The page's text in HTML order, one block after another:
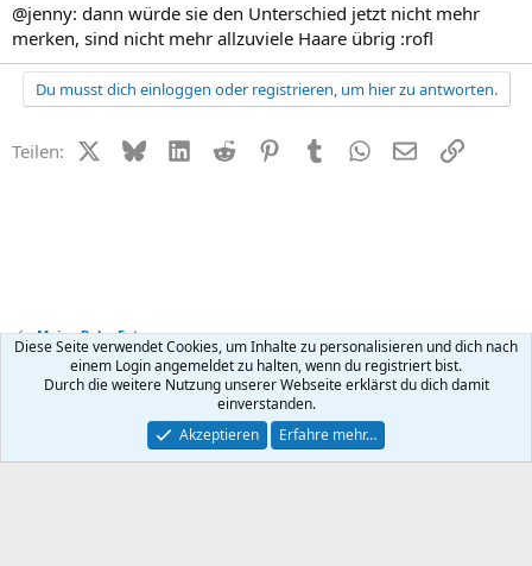
@jenny: dann würde sie den Unterschied jetzt nicht mehr
merken, sind nicht mehr allzuviele Haare übrig :rofl
Du musst dich einloggen oder registrieren, um hier zu antworten.
Teilen: X (Twitter)
BlueskyLinkedIn
Reddit PinterestTumblr WhatsApp
E-MailLink
Meine Baby-Fotos
Kontakt Nutzungsbedingungen Datenschutz Hilfe
R
Community platform by XenForo ® © 2010-2026 XenForo Ltd.
Diese Seite verwendet Cookies, um Inhalte zu personalisieren und dich nach
einem Login angemeldet zu halten, wenn du registriert bist.
Durch die weitere Nutzung unserer Webseite erklärst du dich damit
einverstanden.
Akzeptieren
Erfahre mehr…